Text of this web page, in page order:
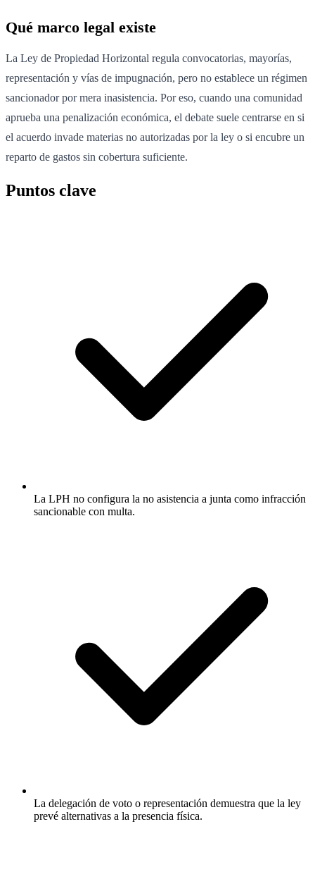
Qué marco legal existe
La Ley de Propiedad Horizontal regula convocatorias, mayorías,
representación y vías de impugnación, pero no establece un régimen
sancionador por mera inasistencia. Por eso, cuando una comunidad
aprueba una penalización económica, el debate suele centrarse en si
el acuerdo invade materias no autorizadas por la ley o si encubre un
reparto de gastos sin cobertura suficiente.
Puntos clave
La LPH no configura la no asistencia a junta como infracción
sancionable con multa.
La delegación de voto o representación demuestra que la ley
prevé alternativas a la presencia física.